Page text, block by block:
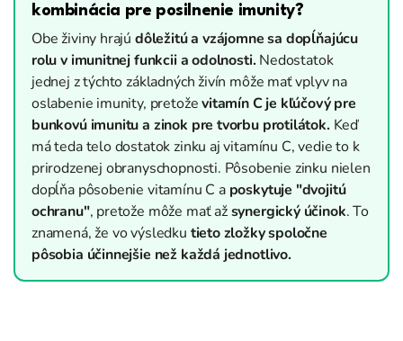
kombinácia pre posilnenie imunity?
Obe živiny hrajú dôležitú a vzájomne sa dopĺňajúcu
rolu v imunitnej funkcii a odolnosti. Nedostatok
jednej z týchto základných živín môže mať vplyv na
oslabenie imunity, pretoževitamín C je kľúčový pre
bunkovú imunitu a zinok pre tvorbu protilátok. Keď
má teda telo dostatok zinku aj vitamínu C, vedie to k
prirodzenej obranyschopnosti. Pôsobenie zinku nielen
dopĺňa pôsobenie vitamínu C a poskytuje "dvojitú
ochranu", pretože môže mať ažsynergický účinok. To
znamená, že vo výsledku tieto zložky spoločne
pôsobia účinnejšie než každá jednotlivo.